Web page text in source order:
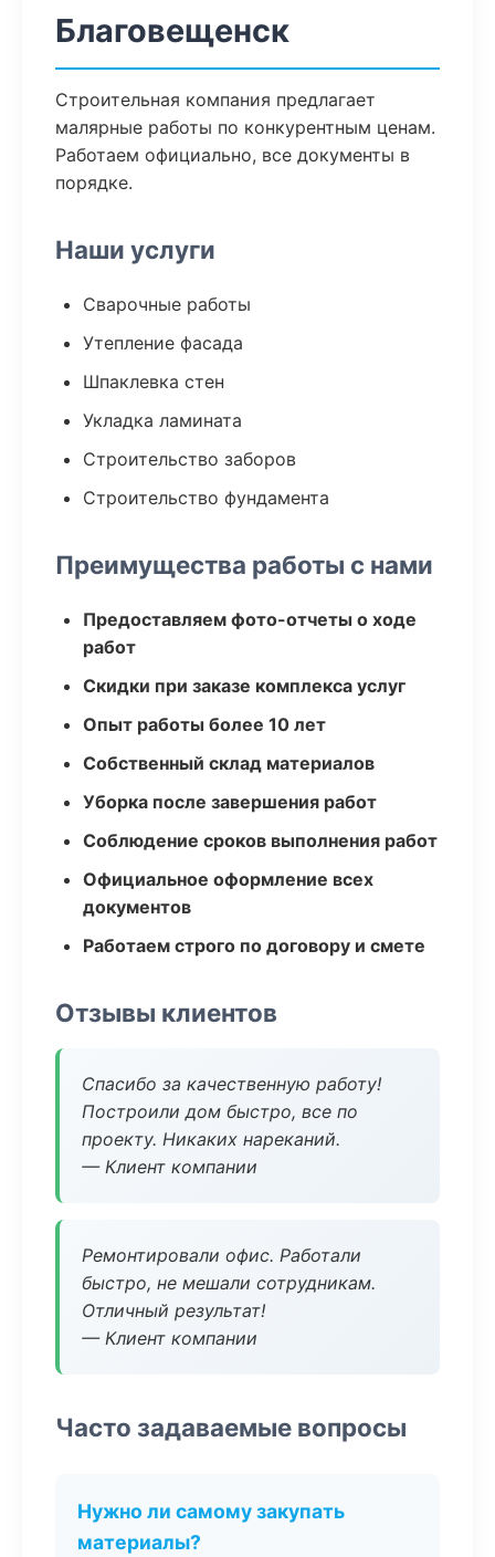
Благовещенск
Строительная компания предлагает
малярные работы по конкурентным ценам.
Работаем официально, все документы в
порядке.
Наши услуги
Сварочные работы
Утепление фасада
Шпаклевка стен
Укладка ламината
Строительство заборов
Строительство фундамента
Преимущества работы с нами
Предоставляем фото-отчеты о ходе
работ
Скидки при заказе комплекса услуг
Опыт работы более 10 лет
Собственный склад материалов
Уборка после завершения работ
Соблюдение сроков выполнения работ
Официальное оформление всех
документов
Работаем строго по договору и смете
Отзывы клиентов
Спасибо за качественную работу!
Построили дом быстро, все по
проекту. Никаких нареканий.
— Клиент компании
Ремонтировали офис. Работали
быстро, не мешали сотрудникам.
Отличный результат!
— Клиент компании
Часто задаваемые вопросы
Нужно ли самому закупать
материалы?